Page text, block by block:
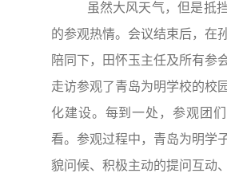
虽然大风天气，但是抵
的参观热情。会议结束后，在
陪同下，田怀玉主任及所有参
走访参观了青岛为明学校的校
化建设。每到一处，参观团
看。参观过程中，青岛为明学
貌问候、积极主动的提问互动